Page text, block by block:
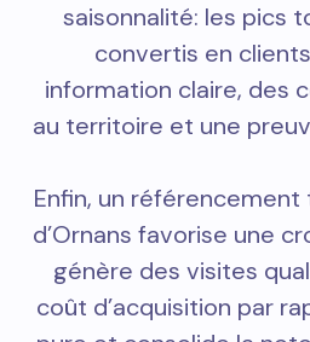
saisonnalité: les pics
convertis en
information claire, des
au territoire et une
Enfin, un référencement
d’Ornans favorise une
génère des visites
coût d’acquisition par